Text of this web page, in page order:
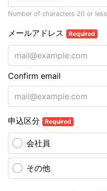
Number of characters 20 or less
メールアドレス Required
Confirm email
申込区分 Required
会社員
その他